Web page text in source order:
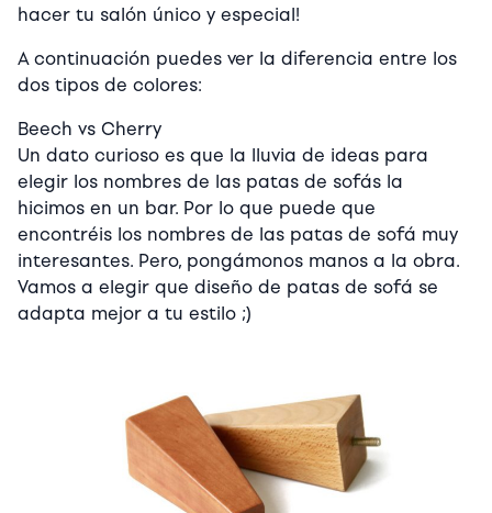
hacer tu salón único y especial!
A continuación puedes ver la diferencia entre los
dos tipos de colores:
Beech vs Cherry
Un dato curioso es que la lluvia de ideas para
elegir los nombres de las patas de sofás la
hicimos en un bar. Por lo que puede que
encontréis los nombres de las patas de sofá muy
interesantes. Pero, pongámonos manos a la obra.
Vamos a elegir que diseño de patas de sofá se
adapta mejor a tu estilo ;)